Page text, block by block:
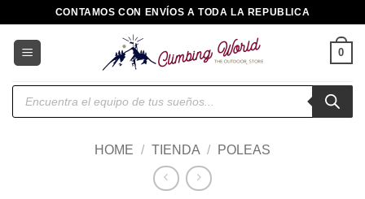
contenido
CONTAMOS CON ENVÍOS A TODA LA REPUBLICA
0
Búsqueda
HOME / TIENDA / POLEAS